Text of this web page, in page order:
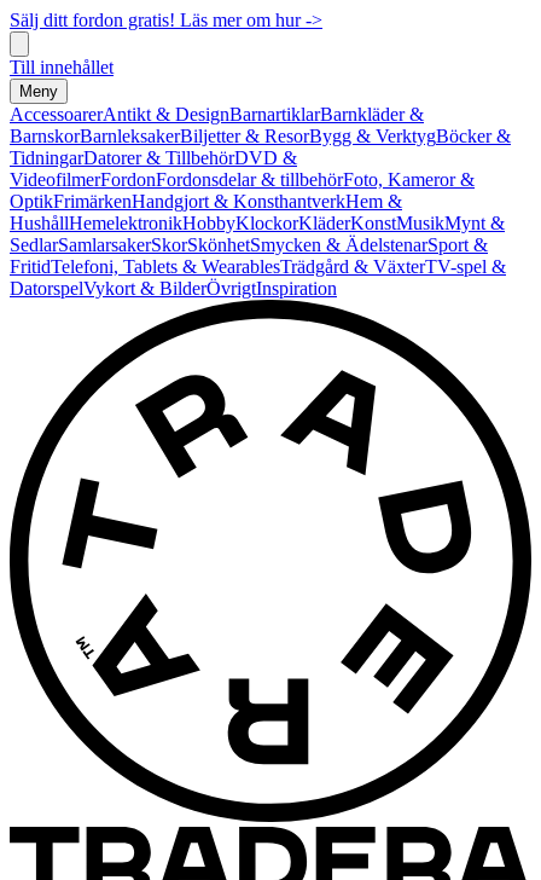
Sälj ditt fordon gratis! Läs mer om hur ->
Till innehållet
Meny
AccessoarerAntikt & DesignBarnartiklarBarnkläder &
BarnskorBarnleksakerBiljetter & ResorBygg & VerktygBöcker &
TidningarDatorer & TillbehörDVD &
VideofilmerFordonFordonsdelar & tillbehörFoto, Kameror &
OptikFrimärkenHandgjort & KonsthantverkHem &
HushållHemelektronikHobbyKlockorKläderKonstMusikMynt &
SedlarSamlarsakerSkorSkönhetSmycken & ÄdelstenarSport &
FritidTelefoni, Tablets & WearablesTrädgård & VäxterTV-spel &
DatorspelVykort & BilderÖvrigtInspiration